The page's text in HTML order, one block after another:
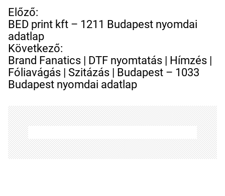
B
e
j
e
g
y
z
é
s
n
a
v
i
Előző:
BED print kft – 1211 Budapest nyomdai
adatlap
Következő:
Brand Fanatics | DTF nyomtatás | Hímzés |
Fóliavágás | Szitázás | Budapest – 1033
Budapest nyomdai adatlap